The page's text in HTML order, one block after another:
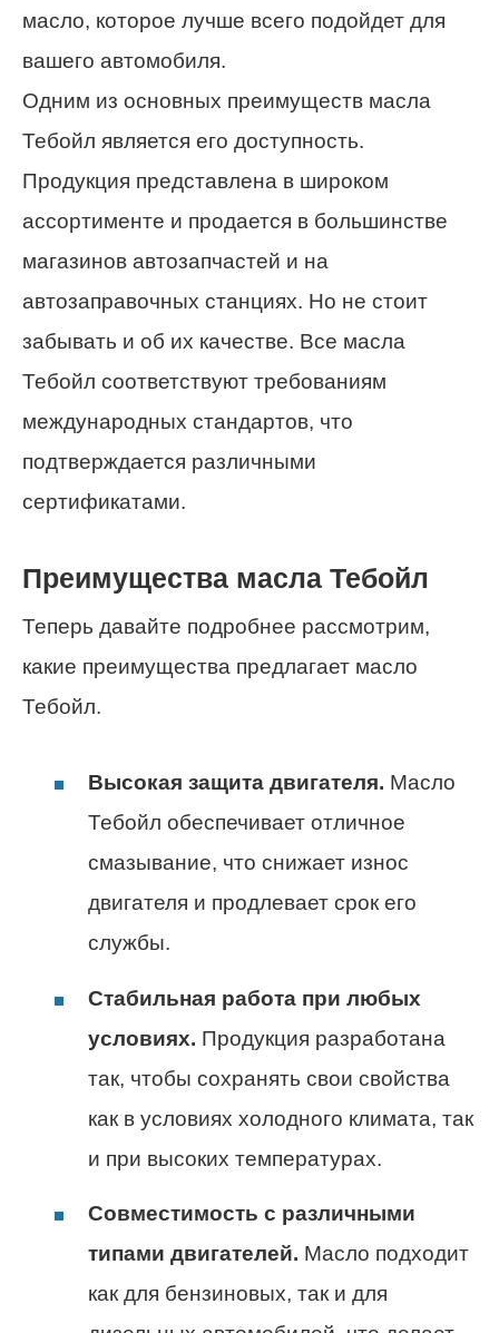
масло, которое лучше всего подойдет для
вашего автомобиля.
Одним из основных преимуществ масла
Тебойл является его доступность.
Продукция представлена в широком
ассортименте и продается в большинстве
магазинов автозапчастей и на
автозаправочных станциях. Но не стоит
забывать и об их качестве. Все масла
Тебойл соответствуют требованиям
международных стандартов, что
подтверждается различными
сертификатами.
Преимущества масла Тебойл
Теперь давайте подробнее рассмотрим,
какие преимущества предлагает масло
Тебойл.
Высокая защита двигателя. Масло
Тебойл обеспечивает отличное
смазывание, что снижает износ
двигателя и продлевает срок его
службы.
Стабильная работа при любых
условиях. Продукция разработана
так, чтобы сохранять свои свойства
как в условиях холодного климата, так
и при высоких температурах.
Совместимость с различными
типами двигателей. Масло подходит
как для бензиновых, так и для